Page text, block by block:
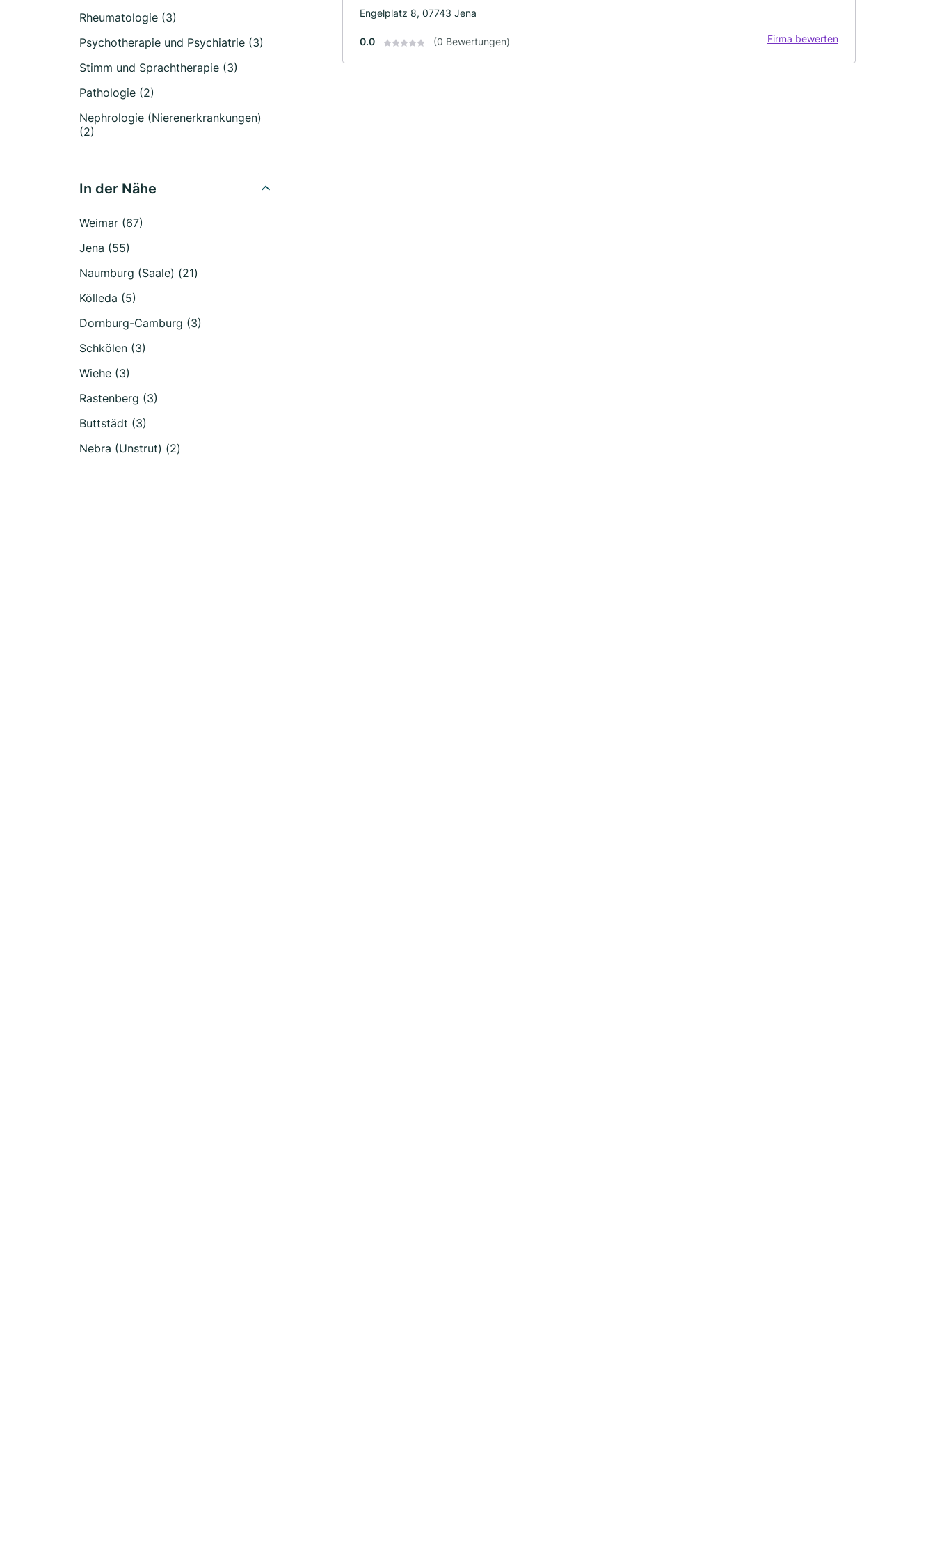
Rheumatologie (3)
Psychotherapie und Psychiatrie (3)
Stimm und Sprachtherapie (3)
Pathologie (2)
Nephrologie (Nierenerkrankungen)
(2)
In der Nähe
Weimar (67)
Jena (55)
Naumburg (Saale) (21)
Kölleda (5)
Dornburg-Camburg (3)
Schkölen (3)
Wiehe (3)
Rastenberg (3)
Buttstädt (3)
Nebra (Unstrut) (2)
Engelplatz 8, 07743 Jena
0.0 (0 Bewertungen) Firma bewerten